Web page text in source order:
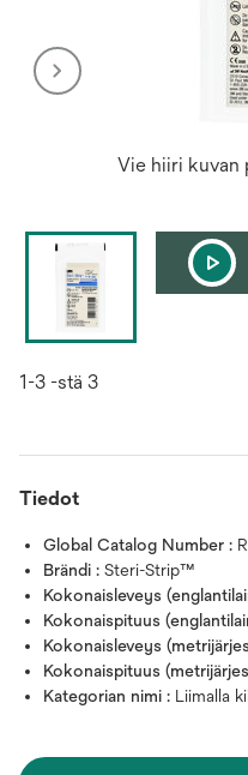
Vie hiiri kuvan
1-3 -stä 3
Tiedot
Global Catalog Number :
Brändi : Steri-Strip™
Kokonaisleveys
Kokonaispituus
Kokonaisleveys
Kokonaispituus
Kategorian nimi : Liimalla